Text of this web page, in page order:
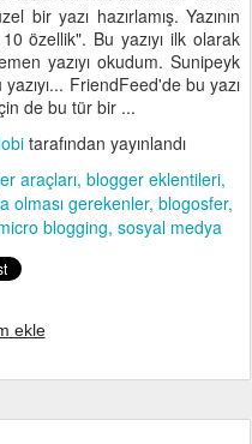
bir yazı hazırlamış. Yazının
özellik". Bu yazıyı ilk olarak
yazıyı okudum. Sunipeyk
FriendFeed'de bu yazı
de bu tür bir ...
tarafından yayınlandı
araçları blogger eklentileri
olması gerekenler blogosfer
blogging sosyal medya
ekle